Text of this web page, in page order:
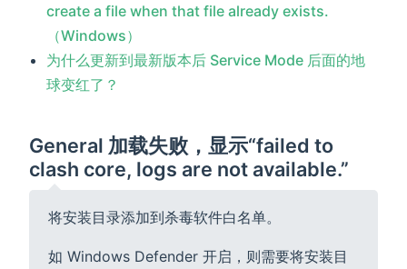
create a file when that file already exists.
（Windows）
为什么更新到最新版本后 Service Mode 后面的地
球变红了？
General 加载失败，显示“failed to
clash core, logs are not available.”
将安装目录添加到杀毒软件白名单。
如 Windows Defender 开启，则需要将安装目